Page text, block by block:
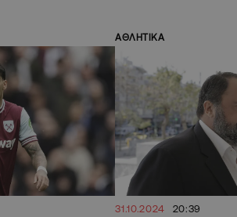
ΑΘΛΗΤΙΚΑ
31.10.2024 20:39